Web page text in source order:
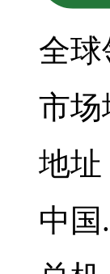
全
市场
地址
中